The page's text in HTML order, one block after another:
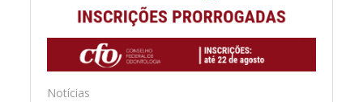
Notícias